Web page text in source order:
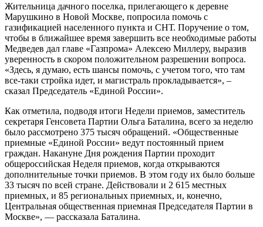
Жительница дачного поселка, прилегающего к деревне
Марушкино в Новой Москве, попросила помочь с
газификацией населенного пункта и СНТ. Поручение о том,
чтобы в ближайшее время завершить все необходимые работы
Медведев дал главе «Газпрома» Алексею Миллеру, выразив
уверенность в скором положительном разрешении вопроса.
«Здесь, я думаю, есть шансы помочь, с учетом того, что там
все-таки стройка идет, и магистраль прокладывается», –
сказал Председатель «Единой России».
Как отметила, подводя итоги Недели приемов, заместитель
секретаря Генсовета Партии Ольга Баталина, всего за неделю
было рассмотрено 375 тысяч обращений. «Общественные
приемные «Единой России» ведут постоянный прием
граждан. Накануне Дня рождения Партии проходит
общероссийская Неделя приемов, когда открываются
дополнительные точки приемов. В этом году их было больше
33 тысяч по всей стране. Действовали и 2 615 местных
приемных, и 85 региональных приемных, и, конечно,
Центральная общественная приемная Председателя Партии в
Москве», — рассказала Баталина.